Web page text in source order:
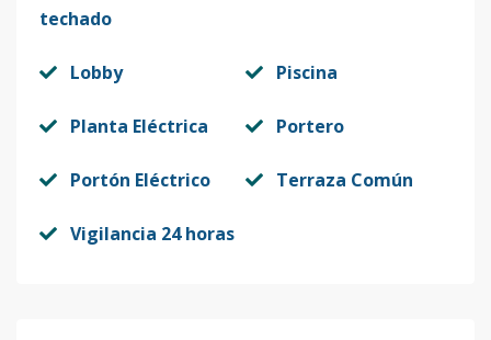
techado
Lobby Piscina
Planta Eléctrica Portero
Portón Eléctrico Terraza Común
Vigilancia 24 horas